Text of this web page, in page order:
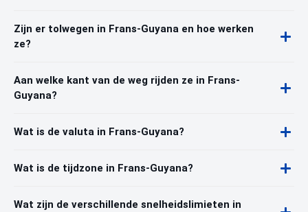
Zijn er tolwegen in Frans-Guyana en hoe werken
ze?
Aan welke kant van de weg rijden ze in Frans-
Guyana?
Wat is de valuta in Frans-Guyana?
Wat is de tijdzone in Frans-Guyana?
Wat zijn de verschillende snelheidslimieten in